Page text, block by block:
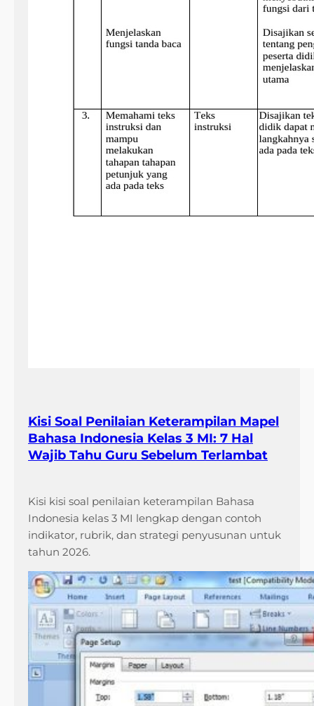
Kisi Soal Penilaian Keterampilan Mapel
Bahasa Indonesia Kelas 3 MI: 7 Hal
Wajib Tahu Guru Sebelum Terlambat
Kisi kisi soal penilaian keterampilan Bahasa
Indonesia kelas 3 MI lengkap dengan contoh
indikator, rubrik, dan strategi penyusunan untuk
tahun 2026.